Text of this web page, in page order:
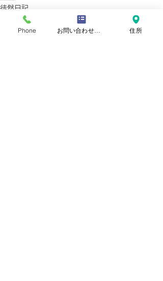
徒然日記
Phone お問い合わせフォーム 住所